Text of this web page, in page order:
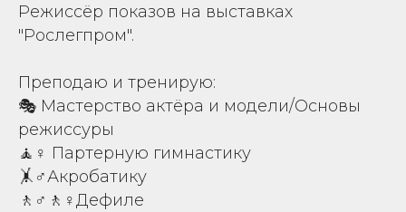
Режиссёр показов на выставках
"Рослегпром".
Преподаю и тренирую:
🎭 Мастерство актёра и модели/Основы
режиссуры
🧘♀ Партерную гимнастику
🤸♂Акробатику
🚶♂🚶♀Дефиле